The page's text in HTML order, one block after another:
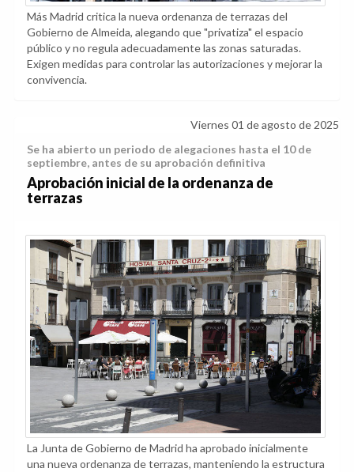
Más Madrid critica la nueva ordenanza de terrazas del
Gobierno de Almeida, alegando que "privatiza" el espacio
público y no regula adecuadamente las zonas saturadas.
Exigen medidas para controlar las autorizaciones y mejorar la
convivencia.
Viernes 01 de agosto de 2025
Se ha abierto un periodo de alegaciones hasta el 10 de
septiembre, antes de su aprobación definitiva
Aprobación inicial de la ordenanza de
terrazas
La Junta de Gobierno de Madrid ha aprobado inicialmente
una nueva ordenanza de terrazas, manteniendo la estructura